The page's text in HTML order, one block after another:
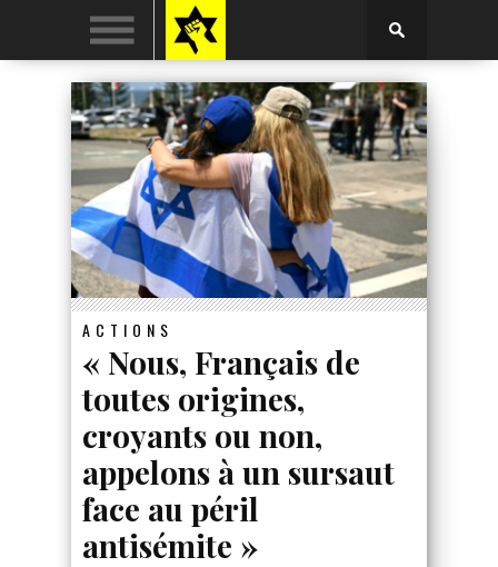
ACTIONS
« Nous, Français de
toutes origines,
croyants ou non,
appelons à un sursaut
face au péril
antisémite »